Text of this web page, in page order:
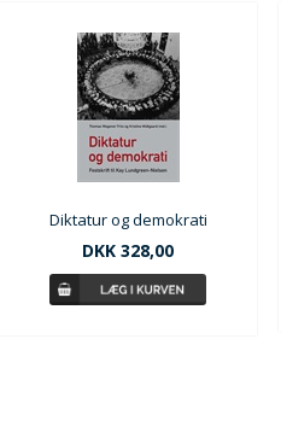
Diktatur og demokrati
DKK 328,00